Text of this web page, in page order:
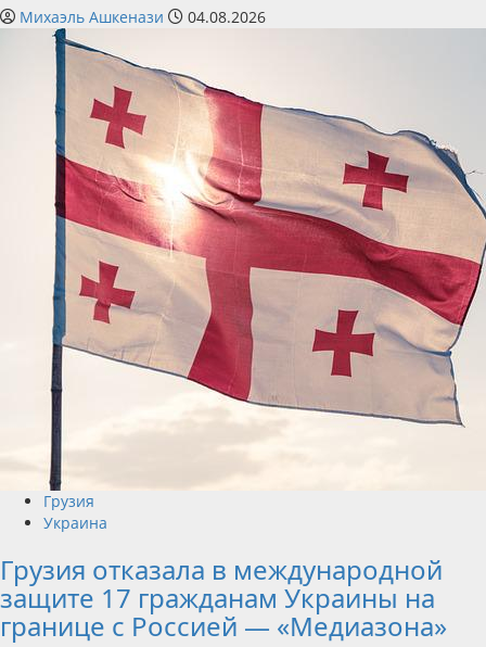
Михаэль Ашкенази 04.08.2026
Грузия
Украина
Грузия отказала в международной
защите 17 гражданам Украины на
границе с Россией — «Медиазона»